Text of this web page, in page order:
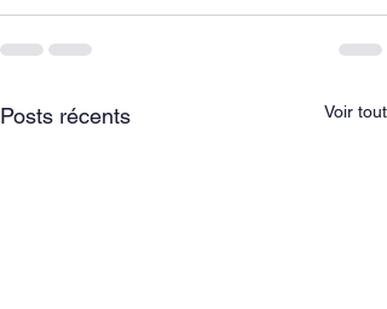
Posts récents Voir tout